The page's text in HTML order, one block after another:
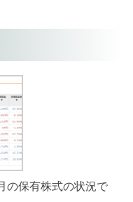
の保有株式の状況で